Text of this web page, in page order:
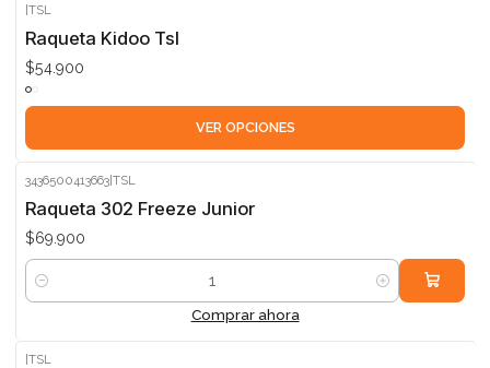
|TSL
Raqueta Kidoo Tsl
$54.900
VER OPCIONES
3436500413663 |TSL
Raqueta 302 Freeze Junior
$69.900
Cantidad
Comprar ahora
|TSL